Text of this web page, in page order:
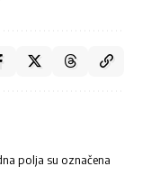
polja su označena